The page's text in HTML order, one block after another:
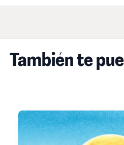
También te